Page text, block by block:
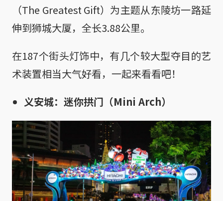
（The Greatest Gift）为主题从东陵坊一路延
伸到狮城大厦，全长3.88公里。
在187个街头灯饰中，有几个较大型夺目的艺
术装置相当大气好看，一起来看看吧！
义安城：迷你拱门（Mini Arch）